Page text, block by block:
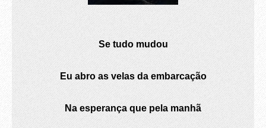
Se tudo mudou
Eu abro as velas da embarcação
Na esperança que pela manhã